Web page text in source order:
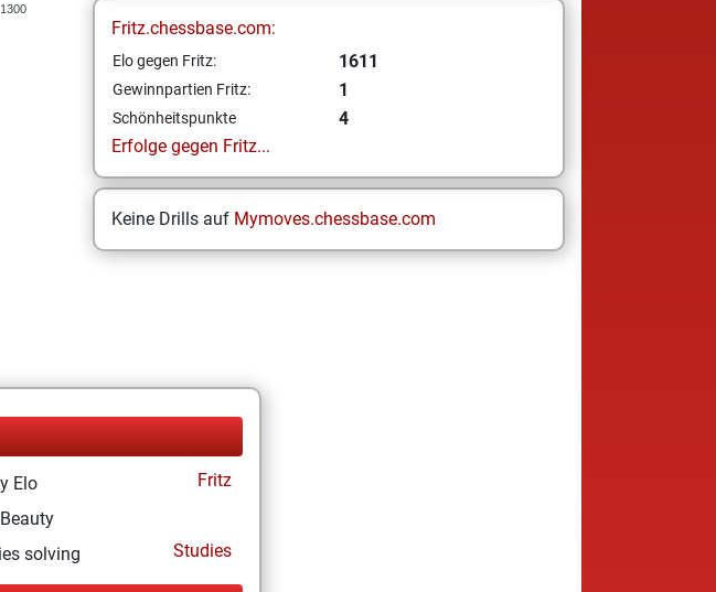
1300
Fritz.chessbase.com:
Elo gegen Fritz: 1611
Gewinnpartien Fritz: 1
Schönheitspunkte
4
Erfolge gegen Fritz...
Keine Drills auf Mymoves.chessbase.com
Elo
Fritz
solving
Studies